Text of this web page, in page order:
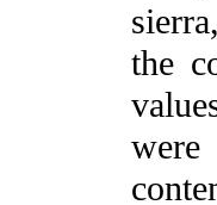
the